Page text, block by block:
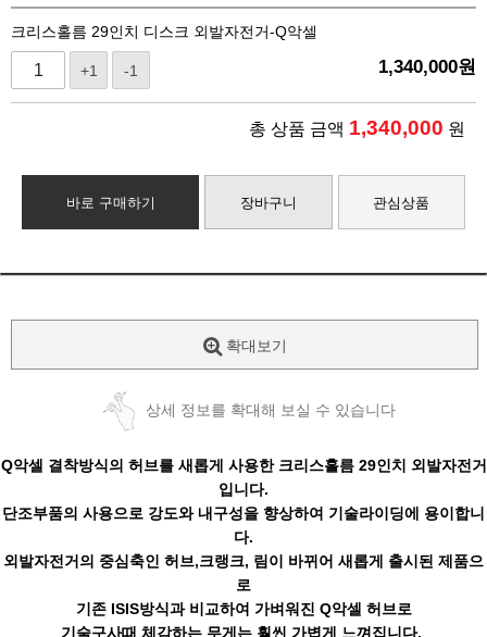
크리스홀름 29인치 디스크 외발자전거-Q악셀
+1 -1 1,340,000원
총 상품 금액 1,340,000 원
바로 구매하기 장바구니 관심상품
확대보기
상세 정보를 확대해 보실 수 있습니다
Q악셀 결착방식의 허브를 새롭게 사용한 크리스홀름 29인치 외발자전거
입니다.
단조부품의 사용으로 강도와 내구성을 향상하여 기술라이딩에 용이합니
다.
외발자전거의 중심축인 허브,크랭크, 림이 바뀌어 새롭게 출시된 제품으
로
기존 ISIS방식과 비교하여 가벼워진 Q악셀 허브로
기술구사때 체감하는 무게는 훨씬 가볍게 느껴집니다.